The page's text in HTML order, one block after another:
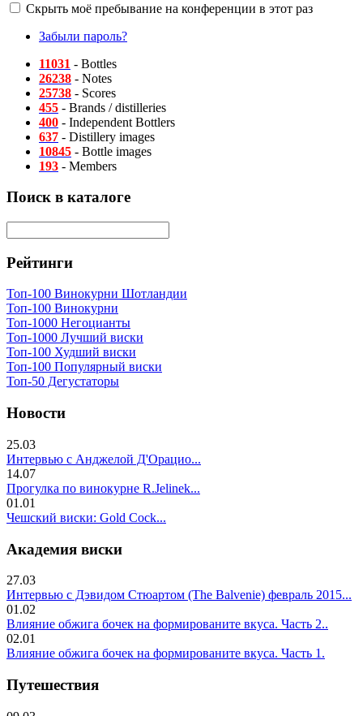
Скрыть моё пребывание на конференции в этот раз
Забыли пароль?
11031 - Bottles
26238 - Notes
25738 - Scores
455 - Brands / distilleries
400 - Independent Bottlers
637 - Distillery images
10845 - Bottle images
193 - Members
Поиск в каталоге
Рейтинги
Топ-100 Винокурни Шотландии
Топ-100 Винокурни
Топ-1000 Негоцианты
Топ-1000 Лучший виски
Топ-100 Худший виски
Топ-100 Популярный виски
Топ-50 Дегустаторы
Новости
25.03
Интервью с Анджелой Д'Орацио...
14.07
Прогулка по винокурне R.Jelinek...
01.01
Чешский виски: Gold Cock...
Академия виски
27.03
Интервью с Дэвидом Стюартом (The Balvenie) февраль 2015...
01.02
Влияние обжига бочек на формированите вкуса. Часть 2..
02.01
Влияние обжига бочек на формированите вкуса. Часть 1.
Путешествия